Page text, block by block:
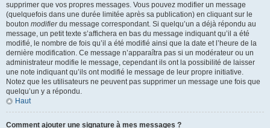
supprimer que vos propres messages. Vous pouvez modifier un message
(quelquefois dans une durée limitée après sa publication) en cliquant sur le
bouton modifierdu message correspondant. Si quelqu’un a déjà répondu au
message, un petit texte s’affichera en bas du message indiquant qu’il a été
modifié, le nombre de fois qu’il a été modifié ainsi que la date et l’heure de la
dernière modification. Ce message n’apparaîtra pas si un modérateur ou un
administrateur modifie le message, cependant ils ont la possibilité de laisser
une note indiquant qu’ils ont modifié le message de leur propre initiative.
Notez que les utilisateurs ne peuvent pas supprimer un message une fois que
quelqu’un y a répondu.
Haut
Comment ajouter une signature à mes messages ?